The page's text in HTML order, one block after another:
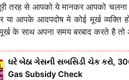
तरह से आपको ये मानकर आपको चलना
या आपके आदपदोष मे कोई मूर्ख
के साथ अपना समय बरबाद करते है
ઘરે બેઠા ગેસની સબસિડી ચેક કરો,
Gas Subsidy Check